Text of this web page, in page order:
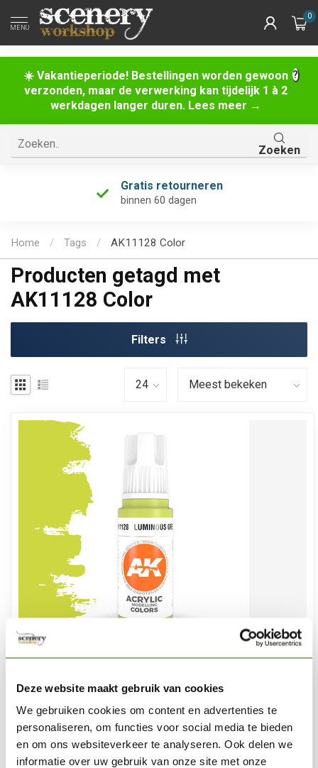
Deze website maakt gebruik van cookies
We gebruiken cookies om content en advertenties te
personaliseren, om functies voor social media te bieden
en om ons websiteverkeer te analyseren. Ook delen we
informatie over uw gebruik van onze site met onze
☀️ Vakantieperiode! Bestellingen worden gewoon
verzonden, maar de verwerking kan tijdelijk 1 à 2
werkdagen langer duren. Lees meer →
MENU
0
Zoeken
Gratis retourneren
binnen 60 dagen
Home / Tags / AK11128 Color
Producten getagd met
AK11128 Color
Filters
Luminous Green Acrylic Modelling Colors - 17ml -
AK11128
€2,75
Op voorraad